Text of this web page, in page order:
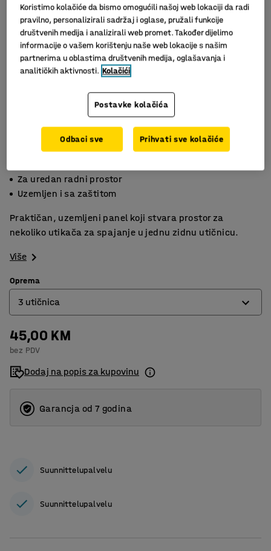
Slični proizvodi
Za uredan radni prostor
Uzemljen i sa zaštitom
Praktičan, uzemljeni panel koji stvara prostor za
nekoliko utikača za spajanje u jednu zidnu utičnicu.
Više
Oprema
3 utičnica
3 utičnica
6 utičnica
45,00 KM
bez PDV
Dodaj na popis za kupovinu
Garancja od 7 godina
Suunnittelupalvelu
Suunnittelupalvelu
Koristimo kolačiće da bismo omogućili našoj web lokaciji da radi
pravilno, personalizirali sadržaj i oglase, pružali funkcije
društvenih medija i analizirali web promet. Također dijelimo
informacije o vašem korištenju naše web lokacije s našim
partnerima u oblastima društvenih medija, oglašavanja i
analitičkih aktivnosti. Kolačići
Postavke kolačića
Odbaci sve Prihvati sve kolačiće